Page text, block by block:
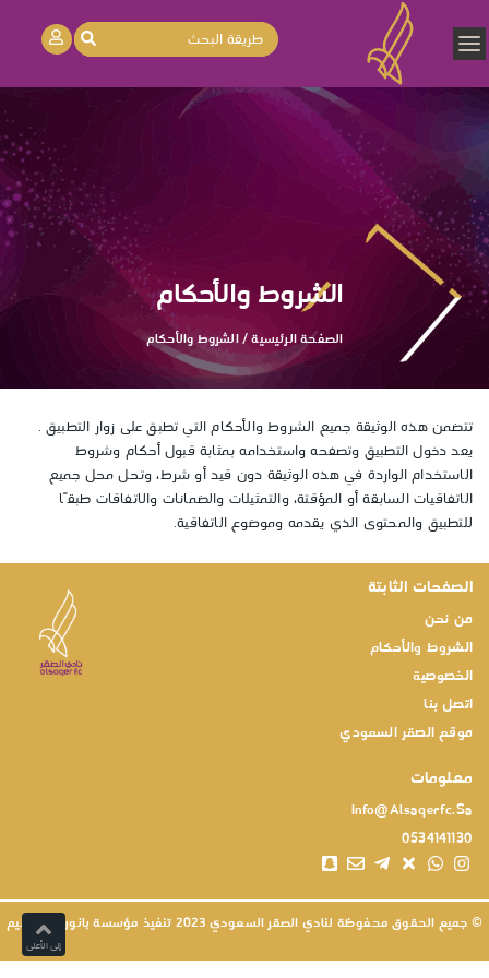
الشروط والأحكام
الصفحة الرئيسية/الشروط والأحكام
تتضمن هذه الوثيقة جميع الشروط والأحكام التي تطبق على زوار التطبيق .
يعد دخول التطبيق وتصفحه واستخدامه بمثابة قبول أحكام وشروط
الاستخدام الواردة في هذه الوثيقة دون قيد أو شرط، وتحل محل جميع
الاتفاقيات السابقة أو المؤقتة، والتمثيلات والضمانات والاتفاقات طبقًا
للتطبيق والمحتوى الذي يقدمه وموضوع الاتفاقية.
الصفحات الثابتة
من نحن
الشروط والأحكام
الخصوصية
اتصل بنا
موقع الصقر السعودي
معلومات
Info@alsaqerfc.sa
0534141130
© جميع الحقوق محفوظة لنادي الصقر السعودي 2023 تنفيذ مؤسسة بانوراما القصيم
إلى الأعلى